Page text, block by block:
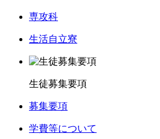
専攻科
生活自立寮
生徒募集要項
募集要項
学費等について